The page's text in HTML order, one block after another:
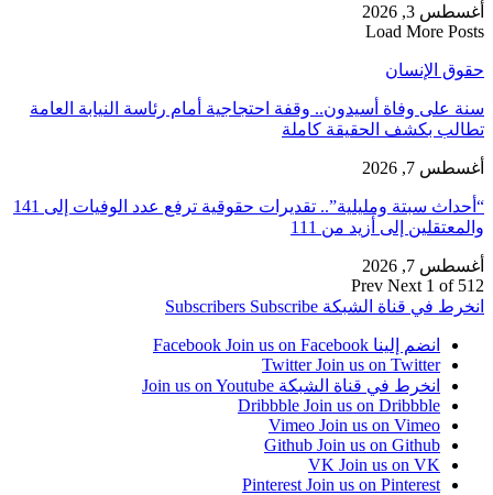
أغسطس 3, 2026
Load More Posts
حقوق الإنسان
سنة على وفاة أسيدون.. وقفة احتجاجية أمام رئاسة النيابة العامة
تطالب بكشف الحقيقة كاملة
أغسطس 7, 2026
“أحداث سبتة ومليلية”.. تقديرات حقوقية ترفع عدد الوفيات إلى 141
والمعتقلين إلى أزيد من 111
أغسطس 7, 2026
Prev Next 1 of 512
انخرط في قناة الشبكة
Subscribers Subscribe
انضم إلينا Facebook Join us on Facebook
Twitter Join us on Twitter
انخرط في قناة الشبكة Join us on Youtube
Dribbble Join us on Dribbble
Vimeo Join us on Vimeo
Github Join us on Github
VK Join us on VK
Pinterest Join us on Pinterest